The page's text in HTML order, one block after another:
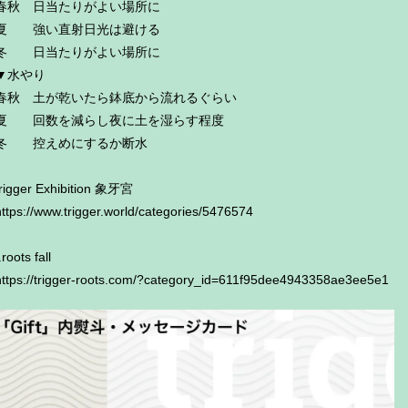
秋 日当たりがよい場所に
強い直射日光は避ける
日当たりがよい場所に
やり
秋 土が乾いたら鉢底から流れるぐらい
回数を減らし夜に土を湿らす程度
控えめにするか断水
Exhibition 象牙宮
www.trigger.world/categories/5476574
fall
trigger-roots.com/?category_id=611f95dee4943358ae3ee5e1